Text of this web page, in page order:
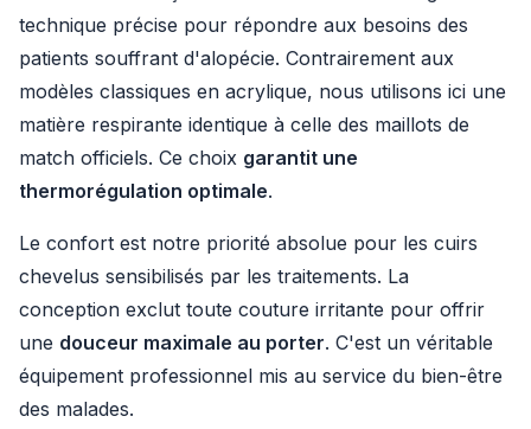
technique précise pour répondre aux besoins des
patients souffrant d'alopécie. Contrairement aux
modèles classiques en acrylique, nous utilisons ici une
matière respirante identique à celle des maillots de
match officiels. Ce choix garantit une
thermorégulation optimale.
Le confort est notre priorité absolue pour les cuirs
chevelus sensibilisés par les traitements. La
conception exclut toute couture irritante pour offrir
une douceur maximale au porter. C'est un véritable
équipement professionnel mis au service du bien-être
des malades.